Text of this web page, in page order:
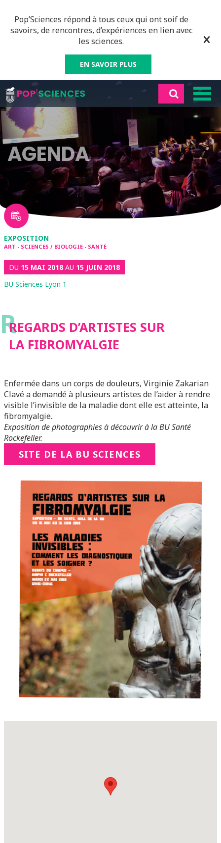
Pop’Sciences répond à tous ceux qui ont soif de
savoirs, de rencontres, d’expériences en lien avec
les sciences.
EN SAVOIR PLUS
AGENDA
EXPOSITION
ART - SCIENCES / BIOLOGIE - SANTÉ
DU 15 MAI 2018AU 15 JUIN 2018
BU Sciences Lyon 1
RREGARDS D’ARTISTES SUR
LA FIBROMYALGIE
Enfermée dans un corps de douleurs, Virginie Zakarian
Clavé a demandé à plusieurs artistes de l’aider à rendre
visible l’invisible de la maladie dont elle est atteinte, la
fibromyalgie.
Exposition de photographies à découvrir à la BU Santé
Rockefeller.
SITE DE LA BU SCIENCES